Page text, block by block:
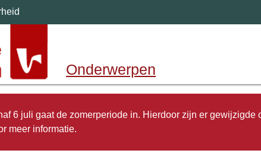
Onderwerpen
6 juli gaat de zomerperiode in. Hierdoor zijn er
meer informatie.